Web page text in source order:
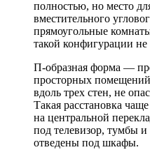
полностью, но место
вместительного
прямоугольные
такой конфигурации
П-образная форма —
просторных
вдоль трех стен, не
Такая расстановка
на центральной
под телевизор, тумбы
отведены под шкафы.